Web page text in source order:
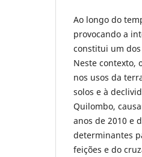
Ao longo do
provocando a
constitui um
Neste contexto,
nos usos da
solos e à
Quilombo,
anos de 2010 e
determinantes
feições e do